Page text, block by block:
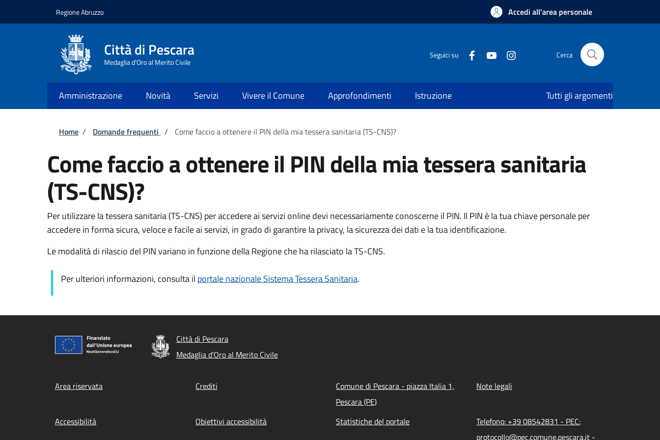
Regione Abruzzo Accedi all'area personale
Città di Pescara
Medaglia d'Oro al Merito Civile
Seguici su Cerca
Amministrazione Novità Servizi Vivere il Comune Approfondimenti Istruzione Tutti gli argomenti
Briciole di pane
Home / Domande frequenti / Come faccio a ottenere il PIN della mia tessera sanitaria (TS-CNS)?
Come faccio a ottenere il PIN della mia tessera sanitaria
(TS-CNS)?
Per utilizzare la tessera sanitaria (TS-CNS) per accedere ai servizi online devi necessariamente conoscerne il PIN. Il PIN è la tua chiave personale per
accedere in forma sicura, veloce e facile ai servizi, in grado di garantire la privacy, la sicurezza dei dati e la tua identificazione.
Le modalità di rilascio del PIN variano in funzione della Regione che ha rilasciato la TS-CNS.
Per ulteriori informazioni, consulta il portale nazionale Sistema Tessera Sanitaria.
Città di Pescara
Medaglia d'Oro al Merito Civile
Footer menu
Area riservata Crediti
Comune di Pescara - piazza Italia 1,
Pescara (PE)
Note legali
Accessibilità Obiettivi accessibilità Statistiche del portale
Telefono: +39 08542831 - PEC:
protocollo@pec.comune.pescara.it -